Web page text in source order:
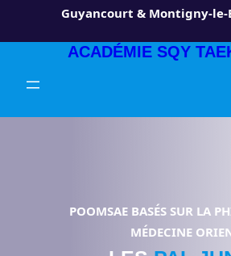
Guyancourt & Montigny-
ACADÉMIE SQY
POOMSAE BASÉS SUR LA
MÉDECINE